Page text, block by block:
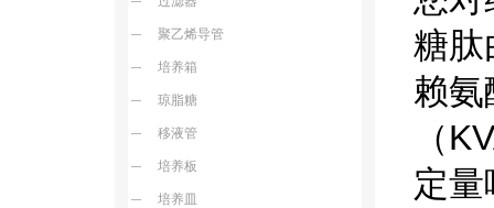
聚乙烯导管
培养箱
琼脂糖
移液管
培养板
培养皿
糖肽
赖氨
（
定